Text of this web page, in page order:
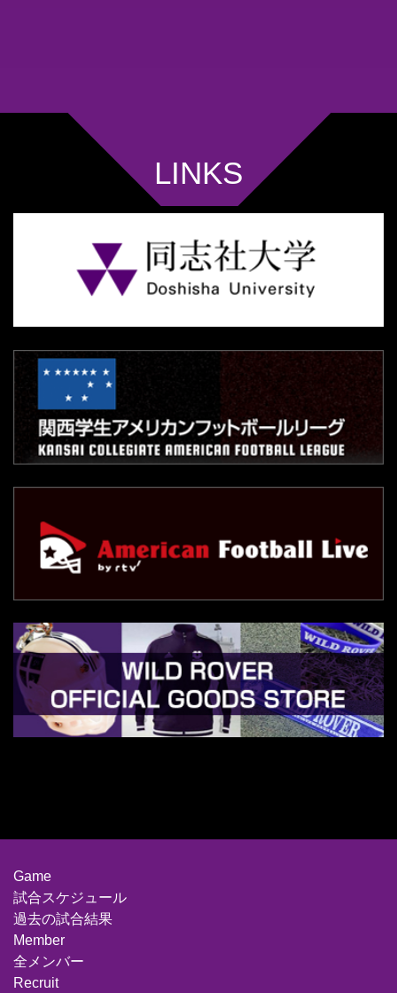
LINKS
Game
試合スケジュール
過去の試合結果
Member
全メンバー
Recruit